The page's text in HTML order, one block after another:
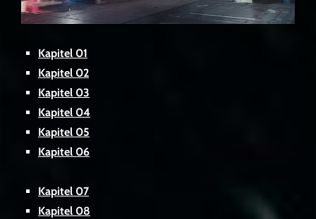
Kapitel 01
Kapitel 02
Kapitel 03
Kapitel 04
Kapitel 05
Kapitel 06
Kapitel 07
Kapitel 08